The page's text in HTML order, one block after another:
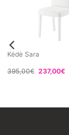
Kėdė Sara
395,00€ 237,00€